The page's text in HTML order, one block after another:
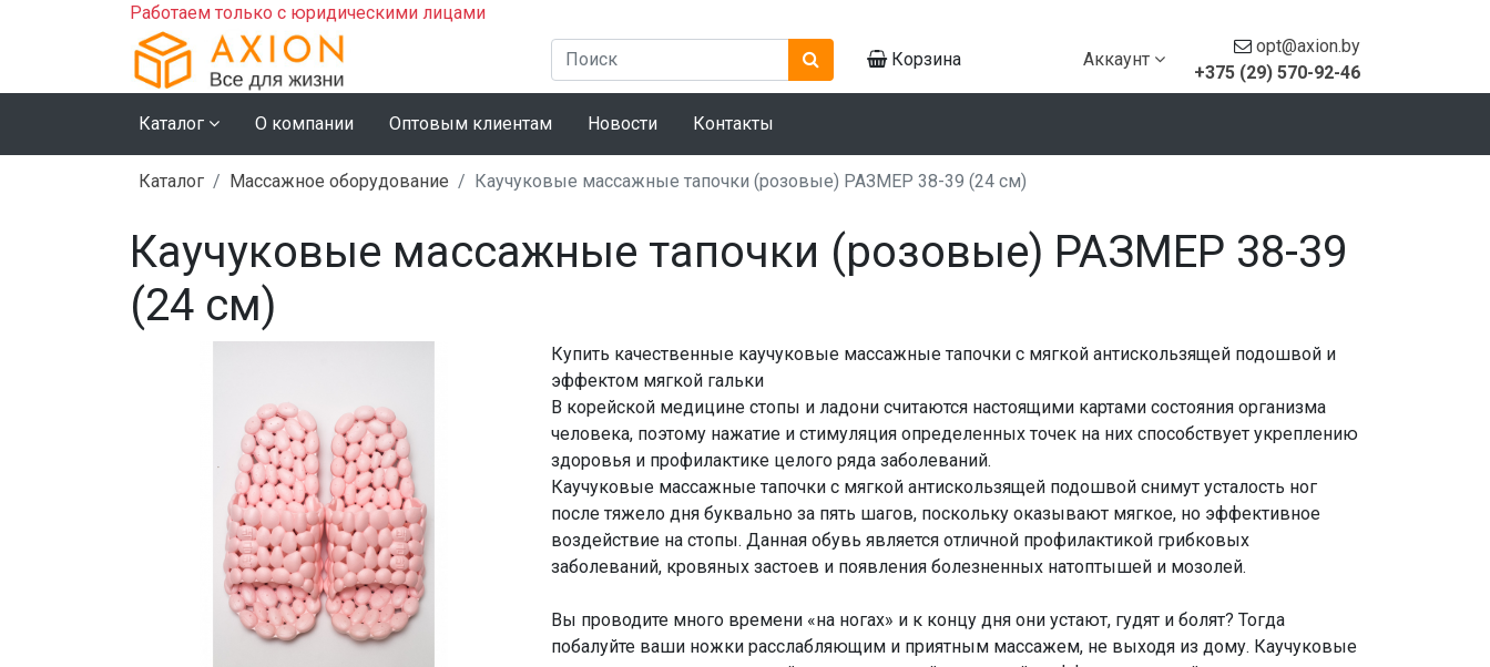
Работаем только с юридическими лицами
Корзина Аккаунт
opt@axion.by
+375 (29) 570-92-46
Каталог О компании Оптовым клиентам Новости Контакты
Каталог Массажное оборудование Каучуковые массажные тапочки (розовые) РАЗМЕР 38-39 (24 см)
Каучуковые массажные тапочки (розовые) РАЗМЕР 38-39
(24 см)
Купить качественные каучуковые массажные тапочки с мягкой антискользящей подошвой и
эффектом мягкой гальки
В корейской медицине стопы и ладони считаются настоящими картами состояния организма
человека, поэтому нажатие и стимуляция определенных точек на них способствует укреплению
здоровья и профилактике целого ряда заболеваний.
Каучуковые массажные тапочки с мягкой антискользящей подошвой снимут усталость ног
после тяжело дня буквально за пять шагов, поскольку оказывают мягкое, но эффективное
воздействие на стопы. Данная обувь является отличной профилактикой грибковых
заболеваний, кровяных застоев и появления болезненных натоптышей и мозолей.
Вы проводите много времени «на ногах» и к концу дня они устают, гудят и болят? Тогда
побалуйте ваши ножки расслабляющим и приятным массажем, не выходя из дому. Каучуковые